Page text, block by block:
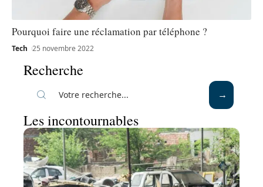
Pourquoi faire une réclamation par téléphone ?
Tech 25 novembre 2022
Recherche
Les incontournables